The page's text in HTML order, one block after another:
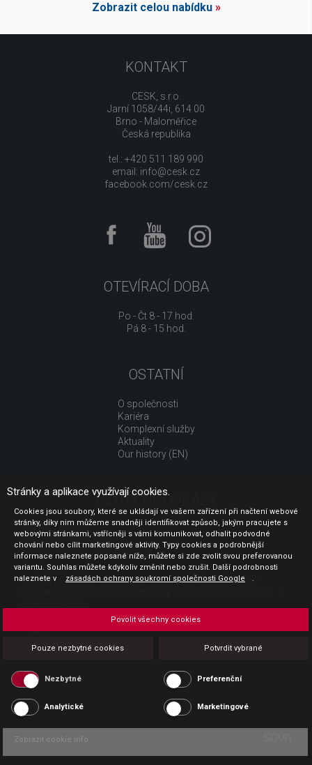
Zobrazit celou nabídku»
KONTAKT
CESK, s.r.o.
Jarní 1058/44i, 614 00
Brno - Maloměřice
Česká republika
tel.: +420 511 189 990
email: info@cesk.cz
facebook.com/cesk.cz
OTEVÍRACÍ DOBA
Po - Čt 8 - 17 hod.
Pá 8 - 15 hod.
OSTATNÍ
O společnosti
Kariéra
Komplexní služby
Aktuality
Our history (EN)
UŽITEČNÉ ODKAZY
Jak nakupovat
Obchodní podmínky
GDPR - ochrana osobních údajů
Profil zadavatele
Sdělení před uzavřením kupní smlouvy pro spotřebitele
Platba
Povinná publicita
Copyright CESK 2026 |
Stránky a aplikace využívají cookies.
Cookies jsou soubory, které se ukládají ve vašem zařízení při načtení webové
stránky, díky nim můžeme snadněji identifikovat způsob, jakým pracujete s
webovými stránkami, vstřícněji s vámi komunikovat, odhalit podvodné
chování nebo cílit marketingové aktivity. Typy cookies a podrobnější
informace naleznete popsané níže, můžete si zde zvolit svou preferovanou
variantu. Souhlas můžete kdykoliv změnit nebo zrušit. Další podrobnosti
naleznete v
zásadách ochrany soukromí společnosti Google .
Pouze nezbytné cookies Potvrdit vybrané
Povolit všechny cookies
Nezbytné Preferenční
Analytické Marketingové
Zobrazit cookie info